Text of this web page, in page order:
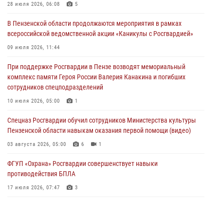
деятельность ОПГ, маскировавшейся под реабилитационный центр
В Управлении Росгвардии по Пензенской области подвели итоги
04 августа 2026, 06:08
Росгвардия обеспечила безопасность праздничных мероприятий в
День ВДВ в Пензе
28 июля 2026, 06:08 5
В Пензенской области продолжаются мероприятия в рамках
всероссийской ведомственной акции «Каникулы с Росгвардией»
09 июля 2026, 11:44
При поддержке Росгвардии в Пензе возводят мемориальный
комплекс памяти Героя России Валерия Канакина и погибших
сотрудников спецподразделений
10 июля 2026, 05:00 1
Спецназ Росгвардии обучил сотрудников Министерства культуры
Пензенской области навыкам оказания первой помощи (видео)
03 августа 2026, 05:00 6 1
ФГУП «Охрана» Росгвардии совершенствует навыки
противодействия БПЛА
17 июля 2026, 07:47 3